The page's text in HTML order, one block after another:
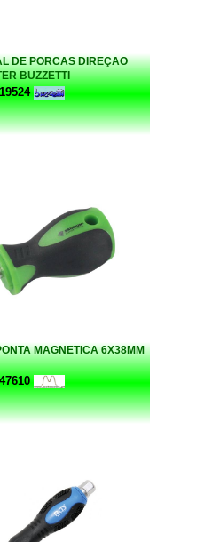
DE PORCAS DIREÇAO
BUZZETTI
MAGNETICA 6X38MM